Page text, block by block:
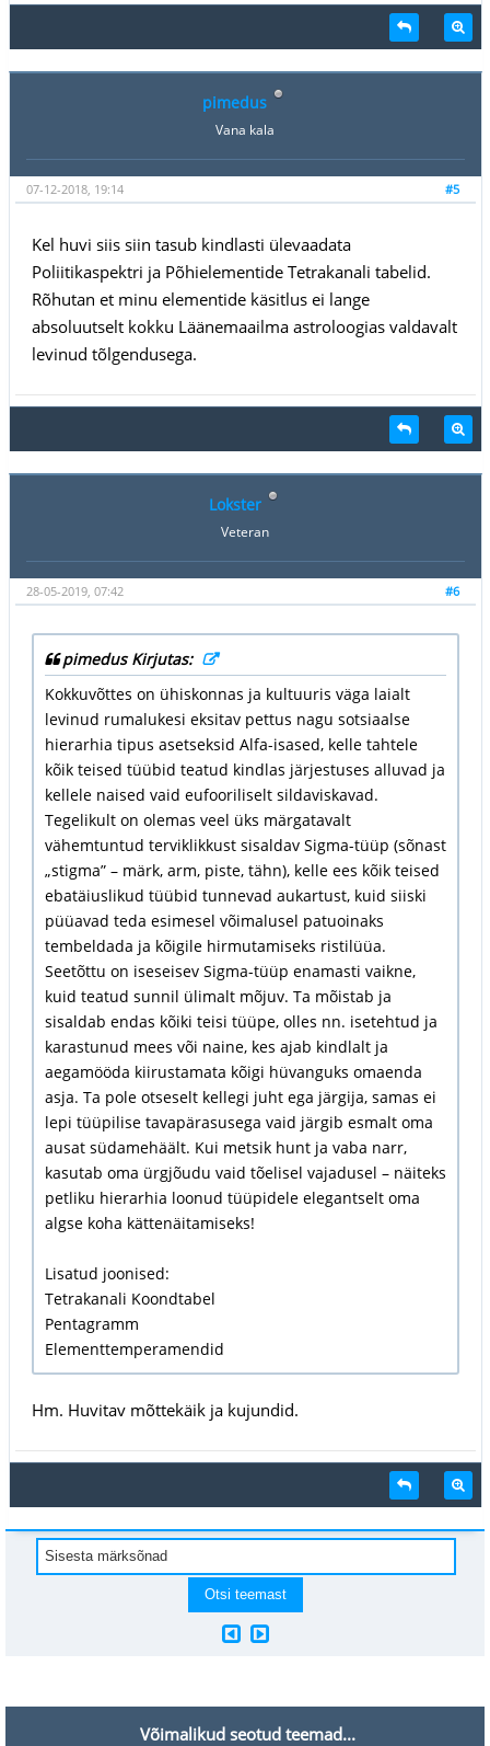
pimedus
Vana kala
#5
07-12-2018, 19:14
Kel huvi siis siin tasub kindlasti ülevaadata
Poliitikaspektri ja Põhielementide Tetrakanali tabelid.
Rõhutan et minu elementide käsitlus ei lange
absoluutselt kokku Läänemaailma astroloogias valdavalt
levinud tõlgendusega.
Lokster
Veteran
#6
28-05-2019, 07:42
pimedus Kirjutas:
Kokkuvõttes on ühiskonnas ja kultuuris väga laialt
levinud rumalukesi eksitav pettus nagu sotsiaalse
hierarhia tipus asetseksid Alfa-isased, kelle tahtele
kõik teised tüübid teatud kindlas järjestuses alluvad ja
kellele naised vaid eufooriliselt sildaviskavad.
Tegelikult on olemas veel üks märgatavalt
vähemtuntud terviklikkust sisaldav Sigma-tüüp (sõnast
„stigma” – märk, arm, piste, tähn), kelle ees kõik teised
ebatäiuslikud tüübid tunnevad aukartust, kuid siiski
püüavad teda esimesel võimalusel patuoinaks
tembeldada ja kõigile hirmutamiseks ristilüüa.
Seetõttu on iseseisev Sigma-tüüp enamasti vaikne,
kuid teatud sunnil ülimalt mõjuv. Ta mõistab ja
sisaldab endas kõiki teisi tüüpe, olles nn. isetehtud ja
karastunud mees või naine, kes ajab kindlalt ja
aegamööda kiirustamata kõigi hüvanguks omaenda
asja. Ta pole otseselt kellegi juht ega järgija, samas ei
lepi tüüpilise tavapärasusega vaid järgib esmalt oma
ausat südamehäält. Kui metsik hunt ja vaba narr,
kasutab oma ürgjõudu vaid tõelisel vajadusel – näiteks
petliku hierarhia loonud tüüpidele elegantselt oma
algse koha kättenäitamiseks!
Lisatud joonised:
Tetrakanali Koondtabel
Pentagramm
Elementtemperamendid
Hm. Huvitav mõttekäik ja kujundid.
Võimalikud seotud teemad...